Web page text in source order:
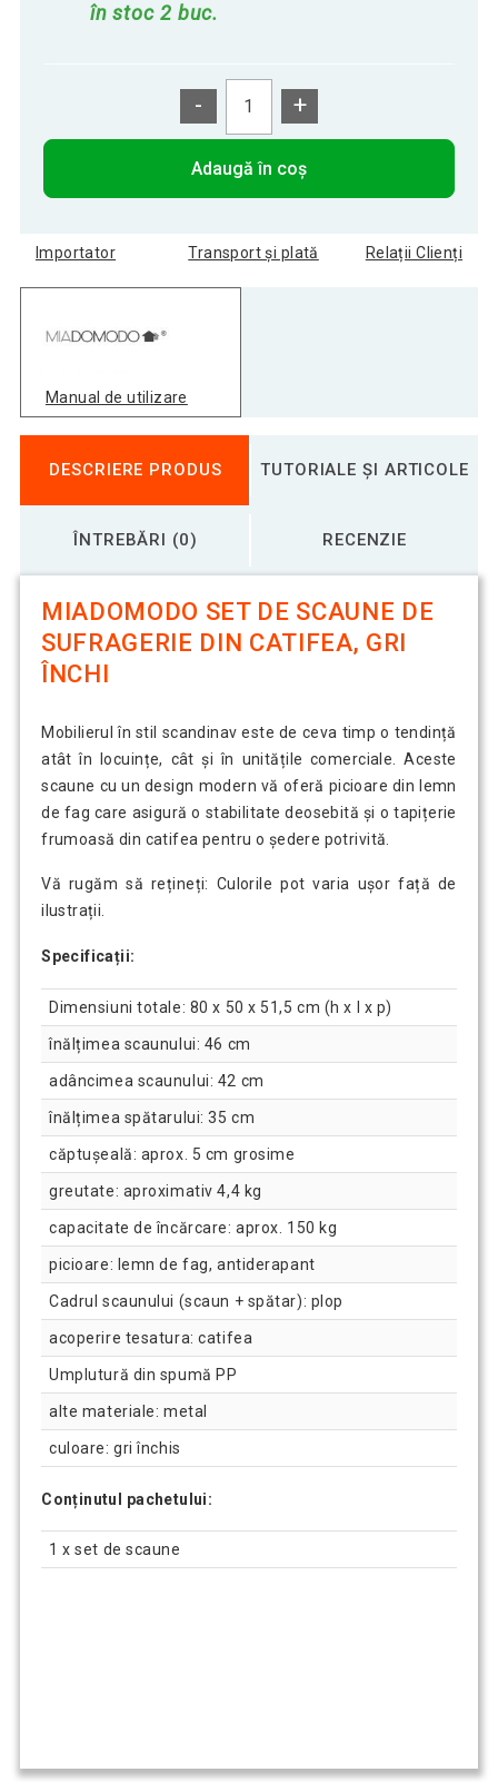
în stoc 2 buc.
- +
Adaugă în coș
Importator Transport și plată Relații Clienți
Manual de utilizare
DESCRIERE PRODUS TUTORIALE ȘI ARTICOLE
ÎNTREBĂRI (0) RECENZIE
MIADOMODO SET DE SCAUNE DE
SUFRAGERIE DIN CATIFEA, GRI
ÎNCHI
Mobilierul în stil scandinav este de ceva timp o tendință
atât în locuințe, cât și în unitățile comerciale. Aceste
scaune cu un design modern vă oferă picioare din lemn
de fag care asigură o stabilitate deosebită și o tapițerie
frumoasă din catifea pentru o ședere potrivită.
Vă rugăm să rețineți: Culorile pot varia ușor față de
ilustrații.
Specificații:
Dimensiuni totale: 80 x 50 x 51,5 cm (h x l x p)
înălțimea scaunului: 46 cm
adâncimea scaunului: 42 cm
înălțimea spătarului: 35 cm
căptușeală: aprox. 5 cm grosime
greutate: aproximativ 4,4 kg
capacitate de încărcare: aprox. 150 kg
picioare: lemn de fag, antiderapant
Cadrul scaunului (scaun + spătar): plop
acoperire tesatura: catifea
Umplutură din spumă PP
alte materiale: metal
culoare: gri închis
Conținutul pachetului:
1 x set de scaune